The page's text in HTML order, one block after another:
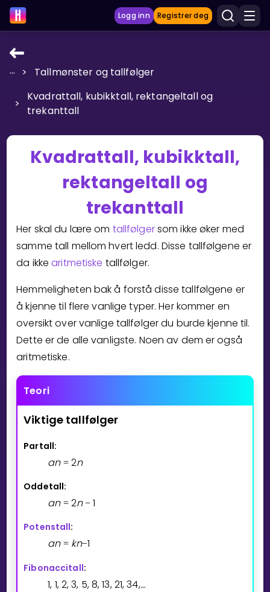
Logg inn Registrer deg
LÆRINGSVERKTØY
Læreplan
Gangetabellen
Junior Matte
Vis mer
Bestill privatundervisning
Inviter en venn
LÆREPLAN
Velg læreplan
Logg inn
... > Tallmønster og tallfølger
>
Kvadrattall, kubikktall, rektangeltall og
trekanttall
Kvadrattall, kubikktall,
rektangeltall og
trekanttall
Her skal du lære om tallfølgersom ikke øker med
samme tall mellom hvert ledd. Disse tallfølgene er
da ikkearitmetiske tallfølger.
Hemmeligheten bak å forstå disse tallfølgene er
å kjenne til flere vanlige typer. Her kommer en
oversikt over vanlige tallfølger du burde kjenne til.
Dette er de alle vanligste. Noen av dem er også
aritmetiske.
Teori
Viktige tallfølger
Partall:
an = 2n
Oddetall:
an = 2n − 1
Potenstall:
an = kn−1
Fibonaccitall:
1, 1, 2, 3, 5, 8, 13, 21, 34,…⁡